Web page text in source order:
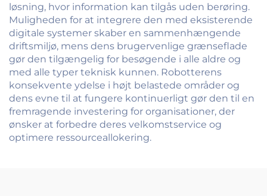
løsning, hvor information kan tilgås uden berøring.
Muligheden for at integrere den med eksisterende
digitale systemer skaber en sammenhængende
driftsmiljø, mens dens brugervenlige grænseflade
gør den tilgængelig for besøgende i alle aldre og
med alle typer teknisk kunnen. Robotterens
konsekvente ydelse i højt belastede områder og
dens evne til at fungere kontinuerligt gør den til en
fremragende investering for organisationer, der
ønsker at forbedre deres velkomstservice og
optimere ressourceallokering.